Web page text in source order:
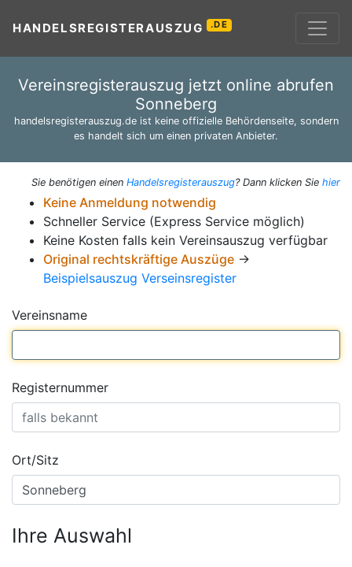
HANDELSREGISTERAUSZUG .DE
Vereinsregisterauszug jetzt online abrufen
Sonneberg
handelsregisterauszug.de ist keine offizielle Behördenseite, sondern
es handelt sich um einen privaten Anbieter.
Sie benötigen einen Handelsregisterauszug? Dann klicken Sie hier
Keine Anmeldung notwendig
Schneller Service (Express Service möglich)
Keine Kosten falls kein Vereinsauszug verfügbar
Original rechtskräftige Auszüge →
Beispielsauszug Verseinsregister
Vereinsname
Registernummer
Ort/Sitz
Ihre Auswahl